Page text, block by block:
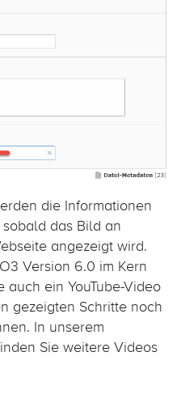
die Informationen
das Bild an
angezeigt wird.
Version 6.0 im Kern
auch ein YouTube-Video
gezeigten Schritte noch
In unserem
Sie weitere Videos